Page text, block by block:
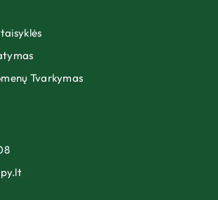
Tvarkymas